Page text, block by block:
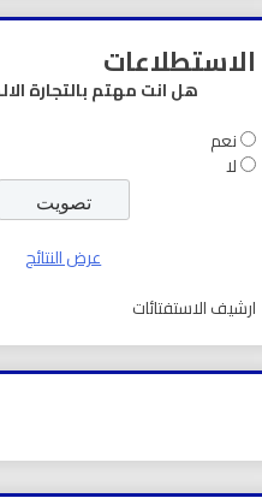
الاستطلاعات
هل انت مهتم بالتجارة
نعم
لا
عرض النتائج
ارشيف الاستفتائات